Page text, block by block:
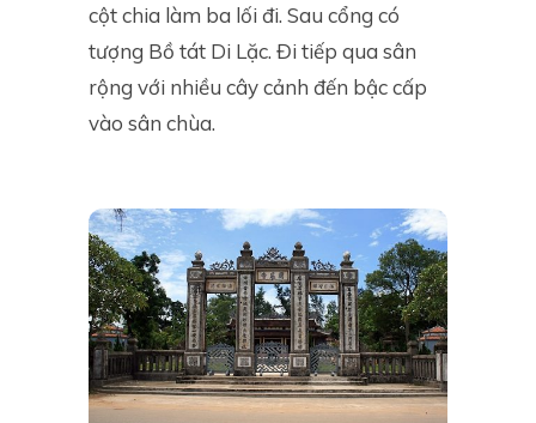
cột chia làm ba lối đi. Sau cổng có
tượng Bồ tát Di Lặc. Đi tiếp qua sân
rộng với nhiều cây cảnh đến bậc cấp
vào sân chùa.